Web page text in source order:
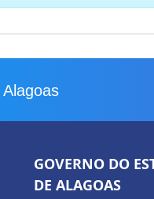
GOVERNO DO
DE ALAGOAS